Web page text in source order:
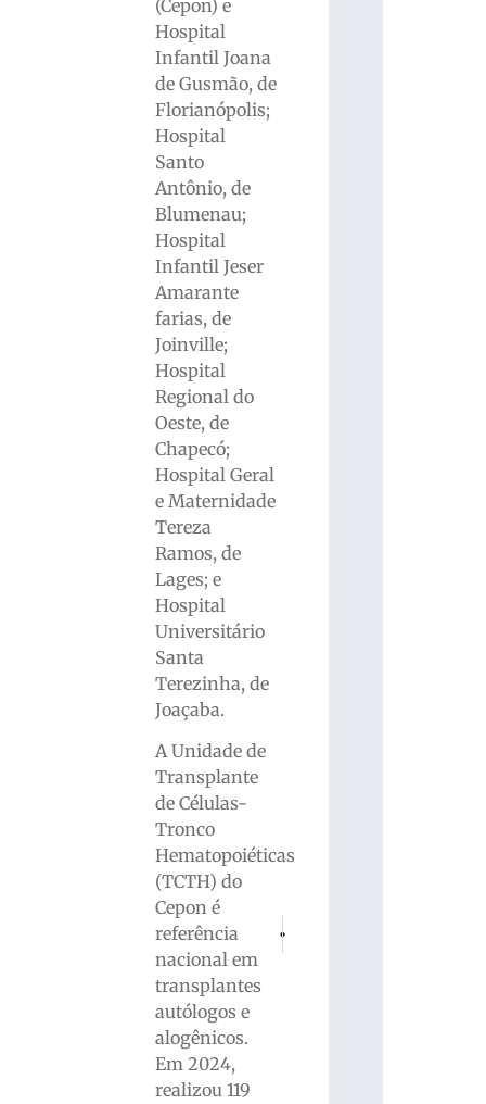
(Cepon) e
Hospital
Infantil Joana
de Gusmão, de
Florianópolis;
Hospital
Santo
Antônio, de
Blumenau;
Hospital
Infantil Jeser
Amarante
farias, de
Joinville;
Hospital
Regional do
Oeste, de
Chapecó;
Hospital Geral
e Maternidade
Tereza
Ramos, de
Lages; e
Hospital
Universitário
Santa
Terezinha, de
Joaçaba.
A Unidade de
Transplante
de Células-
Tronco
Hematopoiéticas
(TCTH) do
Cepon é
referência
nacional em
transplantes
autólogos e
alogênicos.
Em 2024,
realizou 119